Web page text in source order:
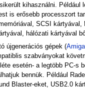
kihasználni. Például
is erősebb processzort
SCSI kártyával,
hálózati kártyával
újgenerációs gépek (
szabványokat
esetén- a legtöbb PC-s
bennük. Például
Blaster-eket, USB2.0